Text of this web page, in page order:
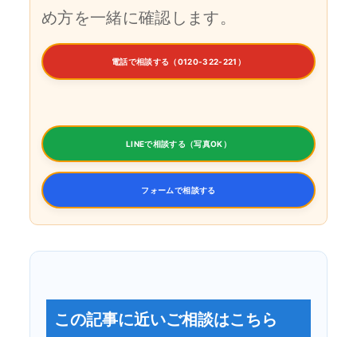
め方を一緒に確認します。
電話で相談する（0120-322-221）
LINEで相談する（写真OK）
フォームで相談する
この記事に近いご相談はこちら